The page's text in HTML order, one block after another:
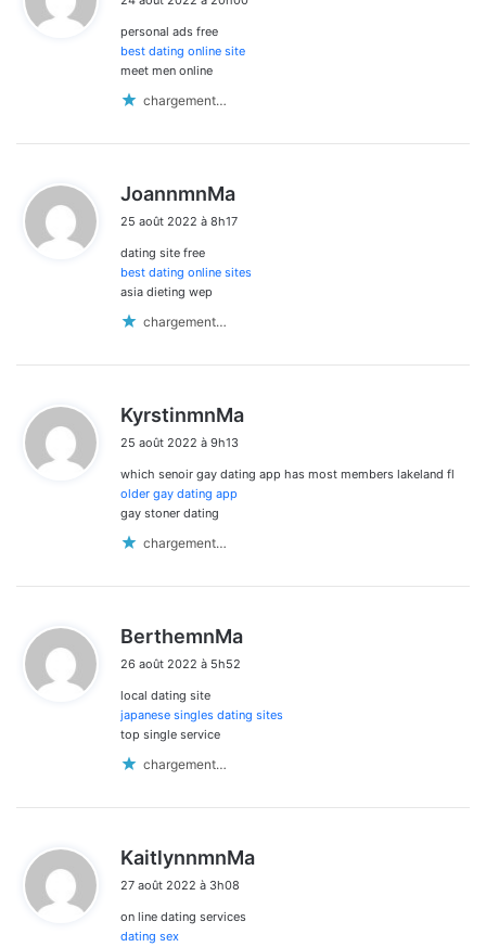
les
commentaires
t
:
personal ads free
best dating online site
meet men online
chargement…
JoannmnMa
:
25 août 2022 à 8h17
dating site free
best dating online sites
asia dieting wep
chargement…
KyrstinmnMa
25 août 2022 à 9h13
which senoir gay dating app has most members lakeland fl
older gay dating app
gay stoner dating
chargement…
BerthemnMa
:
26 août 2022 à 5h52
local dating site
japanese singles dating sites
top single service
chargement…
KaitlynnmnMa
27 août 2022 à 3h08
on line dating services
dating sex